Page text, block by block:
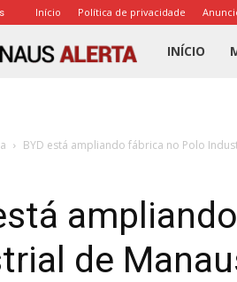
Início Política de privacidade
Portal
INÍCIO
BYD está ampliando fábrica no Polo
de